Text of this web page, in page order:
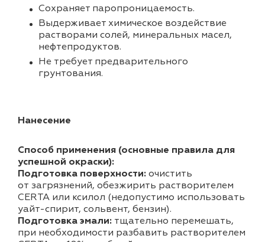
Cохраняет паропроницаемость.
Выдерживает химическое воздействие
растворами солей, минеральных масел,
нефтепродуктов.
Не требует предварительного
грунтования.
Нанесение
Способ применения (основные правила для
успешной окраски):
Подготовка поверхности: очистить
от загрязнений, обезжирить растворителем
CERTA или ксилол (недопустимо использовать
уайт-спирит, сольвент, бензин).
Подготовка эмали: тщательно перемешать,
при необходимости разбавить растворителем